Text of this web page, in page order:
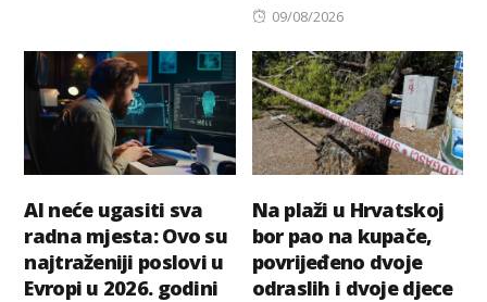
Posted
09/08/2026
AI neće ugasiti sva
radna mjesta: Ovo su
najtraženiji poslovi u
Evropi u 2026. godini
Na plaži u Hrvatskoj
bor pao na kupače,
povrijeđeno dvoje
odraslih i dvoje djece